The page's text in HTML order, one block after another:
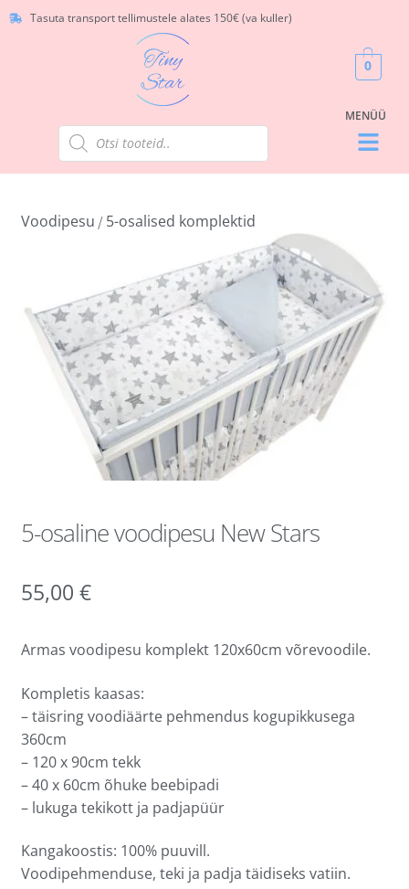
Tasuta transport tellimustele alates 150€ (va kuller)
0
Voodipesu / 5-osalised komplektid
5-osaline voodipesu New Stars
55,00 €
Armas voodipesu komplekt 120x60cm võrevoodile.
Kompletis kaasas:
– täisring voodiäärte pehmendus kogupikkusega
360cm
– 120 x 90cm tekk
– 40 x 60cm õhuke beebipadi
– lukuga tekikott ja padjapüür
Kangakoostis: 100% puuvill.
Voodipehmenduse, teki ja padja täidiseks vatiin.